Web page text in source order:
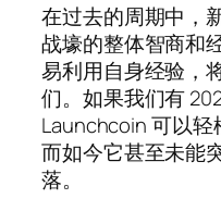
在过去的周期中，
战壕的整体智商和
易利用自身经验，
们。如果我们有
Launchcoin 可以轻
而如今它甚至未能
落。